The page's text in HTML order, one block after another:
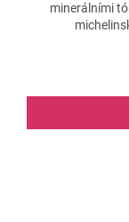
minerálními